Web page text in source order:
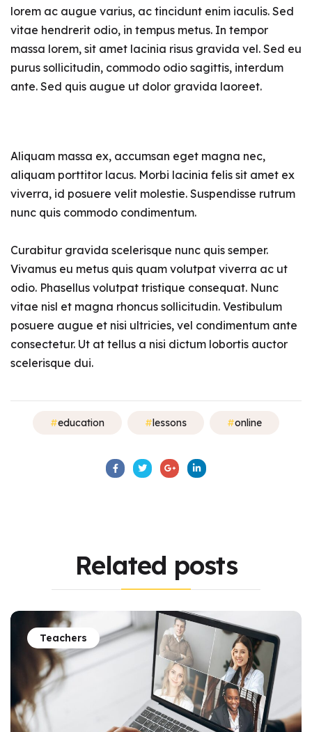
lorem ac augue varius, ac tincidunt enim iaculis. Sed
vitae hendrerit odio, in tempus metus. In tempor
massa lorem, sit amet lacinia risus gravida vel. Sed eu
purus sollicitudin, commodo odio sagittis, interdum
ante. Sed quis augue ut dolor gravida laoreet.
Aliquam massa ex, accumsan eget magna nec,
aliquam porttitor lacus. Morbi lacinia felis sit amet ex
viverra, id posuere velit molestie. Suspendisse rutrum
nunc quis commodo condimentum.
Curabitur gravida scelerisque nunc quis semper.
Vivamus eu metus quis quam volutpat viverra ac ut
odio. Phasellus volutpat tristique consequat. Nunc
vitae nisl et magna rhoncus sollicitudin. Vestibulum
posuere augue et nisi ultricies, vel condimentum ante
consectetur. Ut at tellus a nisi dictum lobortis auctor
scelerisque dui.
education lessons online
Related posts
Teachers